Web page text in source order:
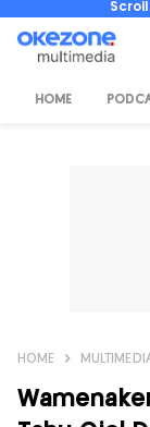
HOME
HOME